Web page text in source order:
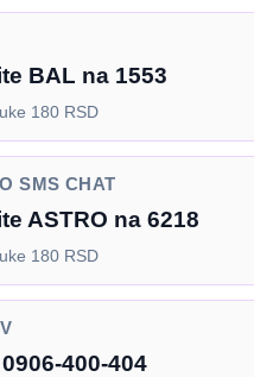
BAL na 1553
180 RSD
SMS CHAT
ASTRO na 6218
180 RSD
0906-400-404